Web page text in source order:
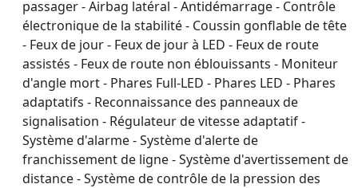
passager - Airbag latéral - Antidémarrage - Contrôle
électronique de la stabilité - Coussin gonflable de tête
- Feux de jour - Feux de jour à LED - Feux de route
assistés - Feux de route non éblouissants - Moniteur
d'angle mort - Phares Full-LED - Phares LED - Phares
adaptatifs - Reconnaissance des panneaux de
signalisation - Régulateur de vitesse adaptatif -
Système d'alarme - Système d'alerte de
franchissement de ligne - Système d'avertissement de
distance - Système de contrôle de la pression des